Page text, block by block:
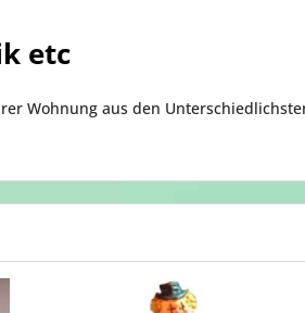
etc
Wohnung aus den